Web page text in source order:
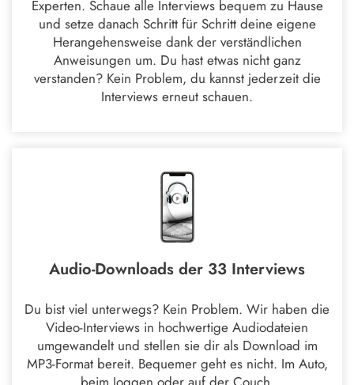
Experten. Schaue alle Interviews bequem zu Hause
und setze danach Schritt für Schritt deine eigene
Herangehensweise dank der verständlichen
Anweisungen um. Du hast etwas nicht ganz
verstanden? Kein Problem, du kannst jederzeit die
Interviews erneut schauen.
Audio-Downloads der 33 Interviews
Du bist viel unterwegs? Kein Problem. Wir haben die
Video-Interviews in hochwertige Audiodateien
umgewandelt und stellen sie dir als Download im
MP3-Format bereit. Bequemer geht es nicht. Im Auto,